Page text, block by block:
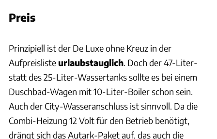
Preis
Prinzipiell ist der De Luxe ohne Kreuz in der
Aufpreislisteurlaubstauglich. Doch der 47-Liter-
statt des 25-Liter-Wassertanks sollte es bei einem
Duschbad-Wagen mit 10-Liter-Boiler schon sein.
Auch der City-Wasseranschluss ist sinnvoll. Da die
Combi-Heizung 12 Volt für den Betrieb benötigt,
drängt sich das Autark-Paket auf, das auch die